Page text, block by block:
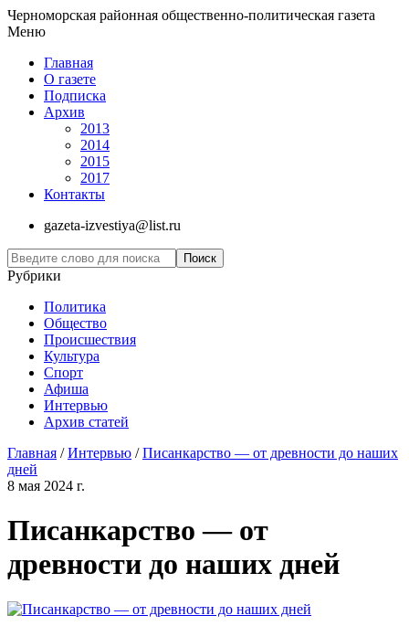
Черноморская районная общественно-политическая газета
Меню
Главная
О газете
Подписка
Архив
2013
2014
2015
2017
Контакты
gazeta-izvestiya@list.ru
Рубрики
Политика
Общество
Проиcшествия
Культура
Спорт
Афиша
Интервью
Архив статей
Главная /Интервью /Писанкарство — от древности до наших
дней
8 мая 2024 г.
Писанкарство — от
древности до наших дней